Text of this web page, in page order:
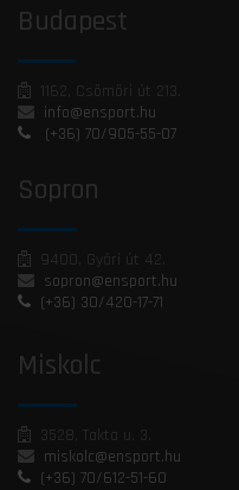
Budapest
1162, Csömöri út 213.
info@ensport.hu
(+36) 70/905-55-07
Sopron
9400, Győri út 42.
sopron@ensport.hu
(+36) 30/420-17-71
Miskolc
3528, Takta u. 3.
miskolc@ensport.hu
(+36) 70/612-51-60